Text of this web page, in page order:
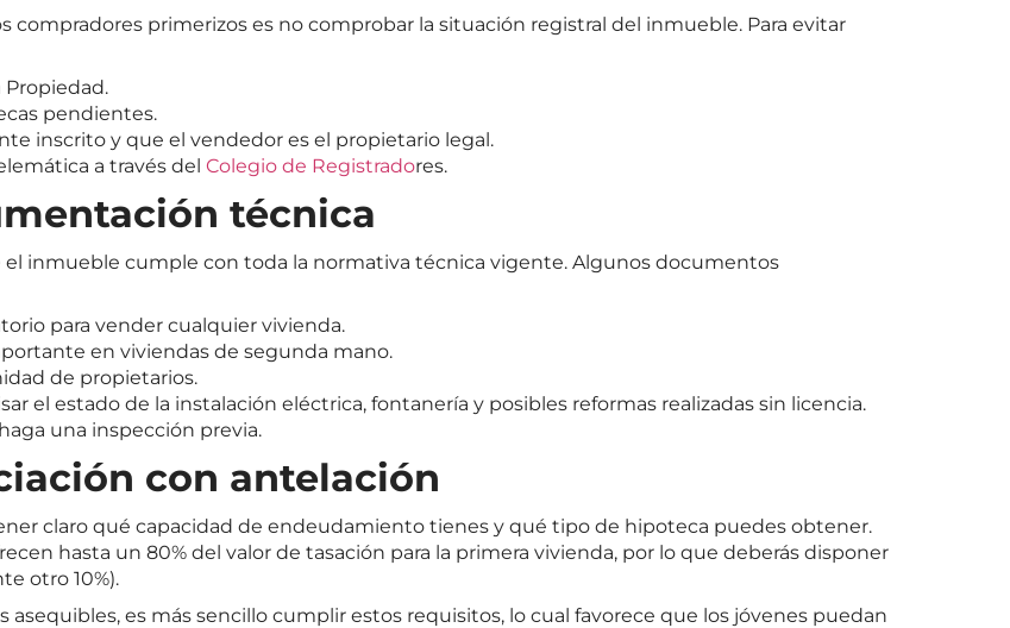
compradores primerizos es no comprobar la situación registral del inmueble. Para evitar
Propiedad.
pendientes.
inscrito y que el vendedor es el propietario legal.
a través del Colegio de Registradores.
técnica
inmueble cumple con toda la normativa técnica vigente. Algunos documentos
para vender cualquier vivienda.
en viviendas de segunda mano.
de propietarios.
el estado de la instalación eléctrica, fontanería y posibles reformas realizadas sin licencia.
una inspección previa.
con antelación
claro qué capacidad de endeudamiento tienes y qué tipo de hipoteca puedes obtener.
hasta un 80% del valor de tasación para la primera vivienda, por lo que deberás disponer
otro 10%).
asequibles, es más sencillo cumplir estos requisitos, lo cual favorece que los jóvenes puedan